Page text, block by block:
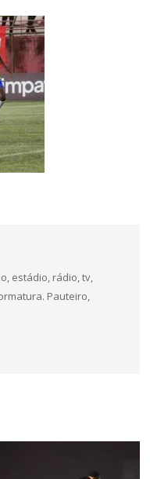
estádio, rádio, tv,
Pauteiro,